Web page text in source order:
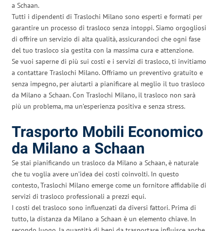
a Schaan.
Tutti i dipendenti di Traslochi Milano sono esperti e formati per
garantire un processo di trasloco senza intoppi. Siamo orgogliosi
di offrire un servizio di alta qualità, assicurandoci che ogni fase
del tuo trasloco sia gestita con la massima cura e attenzione.
Se vuoi saperne di più sui costi e i servizi di trasloco, ti invitiamo
a contattare Traslochi Milano. Offriamo un preventivo gratuito e
senza impegno, per aiutarti a pianificare al meglio il tuo trasloco
da Milano a Schaan. Con Traslochi Milano, il trasloco non sarà
più un problema, ma un’esperienza positiva e senza stress.
Trasporto Mobili Economico
da Milano a Schaan
Se stai pianificando un trasloco da Milano a Schaan, è naturale
che tu voglia avere un’idea dei costi coinvolti. In questo
contesto, Traslochi Milano emerge come un fornitore affidabile di
servizi di trasloco professionali a prezzi equi.
I costi del trasloco sono influenzati da diversi fattori. Prima di
tutto, la distanza da Milano a Schaan è un elemento chiave. In